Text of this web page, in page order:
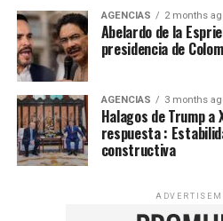
AGENCIAS 2 months
Abelardo de la
presidencia de
AGENCIAS 3 months
Halagos de Trump a
respuesta :
constructiva